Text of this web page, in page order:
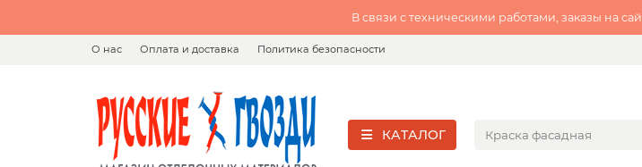
В связи с техническими работами, заказы на
О нас Оплата и доставка Политика безопасности
КАТАЛОГ